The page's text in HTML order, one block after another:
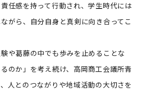
任感を持って行動され、学生時代には
がら、自分自身と真剣に向き合ってこ
や葛藤の中でも歩みを止めることな
のか」を考え続け、高岡商工会議所青
人とのつながりや地域活動の大切さを